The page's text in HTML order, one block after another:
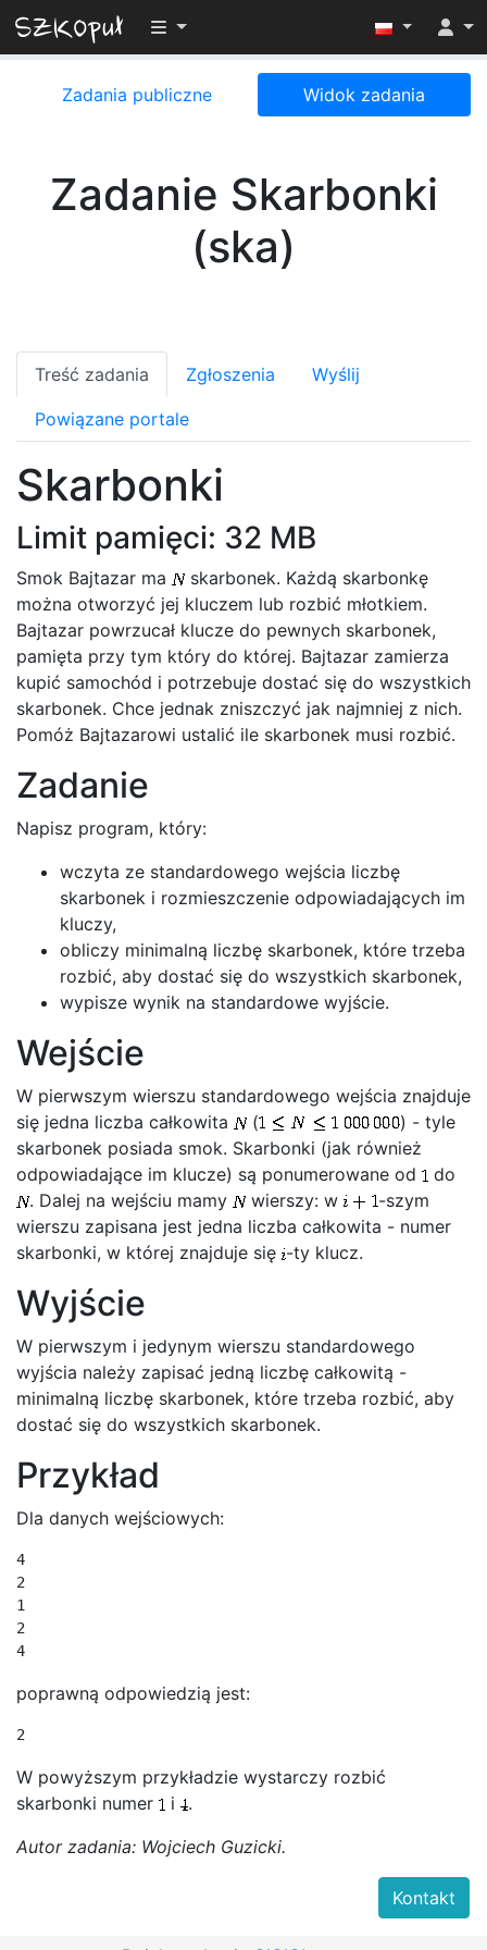
Przełącz widoczność menu
Zadania publiczne Widok zadania
Zadanie Skarbonki
(ska)
Treść zadania Zgłoszenia Wyślij
Powiązane portale
Skarbonki
Limit pamięci: 32 MB
Smok Bajtazar ma
skarbonek. Każdą skarbonkę
można otworzyć jej kluczem lub rozbić młotkiem.
Bajtazar powrzucał klucze do pewnych skarbonek,
pamięta przy tym który do której. Bajtazar zamierza
kupić samochód i potrzebuje dostać się do wszystkich
skarbonek. Chce jednak zniszczyć jak najmniej z nich.
Pomóż Bajtazarowi ustalić ile skarbonek musi rozbić.
Zadanie
Napisz program, który:
wczyta ze standardowego wejścia liczbę
skarbonek i rozmieszczenie odpowiadających im
kluczy,
obliczy minimalną liczbę skarbonek, które trzeba
rozbić, aby dostać się do wszystkich skarbonek,
wypisze wynik na standardowe wyjście.
Wejście
W pierwszym wierszu standardowego wejścia znajduje
się jedna liczba całkowita
(
) - tyle
skarbonek posiada smok. Skarbonki (jak również
odpowiadające im klucze) są ponumerowane od
do
. Dalej na wejściu mamy
wierszy: w
-szym
wierszu zapisana jest jedna liczba całkowita - numer
skarbonki, w której znajduje się -ty klucz.
Wyjście
W pierwszym i jedynym wierszu standardowego
wyjścia należy zapisać jedną liczbę całkowitą -
minimalną liczbę skarbonek, które trzeba rozbić, aby
dostać się do wszystkich skarbonek.
Przykład
Dla danych wejściowych:
4
2
1
2
4
poprawną odpowiedzią jest:
2
W powyższym przykładzie wystarczy rozbić
skarbonki numer
i
.
Autor zadania: Wojciech Guzicki.
Kontakt